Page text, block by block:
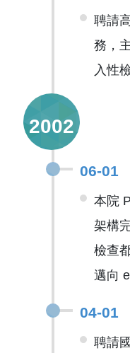
聘請
務，
入性
2002
06-01
本院
架構
檢查
邁向
04-01
聘請